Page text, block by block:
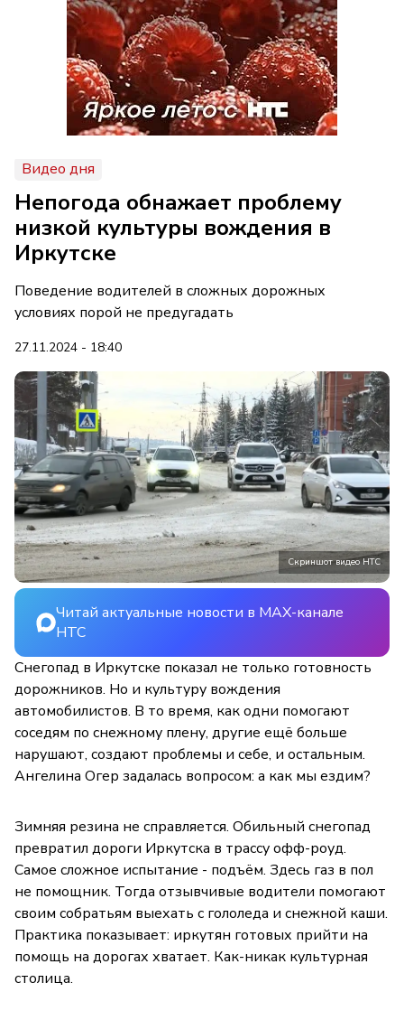
Видео дня
Непогода обнажает проблему
низкой культуры вождения в
Иркутске
Поведение водителей в сложных дорожных
условиях порой не предугадать
27.11.2024 - 18:40
Скриншот видео НТС
Читай актуальные новости в MAX-канале
НТС
Снегопад в Иркутске показал не только готовность
дорожников. Но и культуру вождения
автомобилистов. В то время, как одни помогают
соседям по снежному плену, другие ещё больше
нарушают, создают проблемы и себе, и остальным.
Ангелина Огер задалась вопросом: а как мы ездим?
Зимняя резина не справляется. Обильный снегопад
превратил дороги Иркутска в трассу офф-роуд.
Самое сложное испытание - подъём. Здесь газ в пол
не помощник. Тогда отзывчивые водители помогают
своим собратьям выехать с гололеда и снежной каши.
Практика показывает: иркутян готовых прийти на
помощь на дорогах хватает. Как-никак культурная
столица.